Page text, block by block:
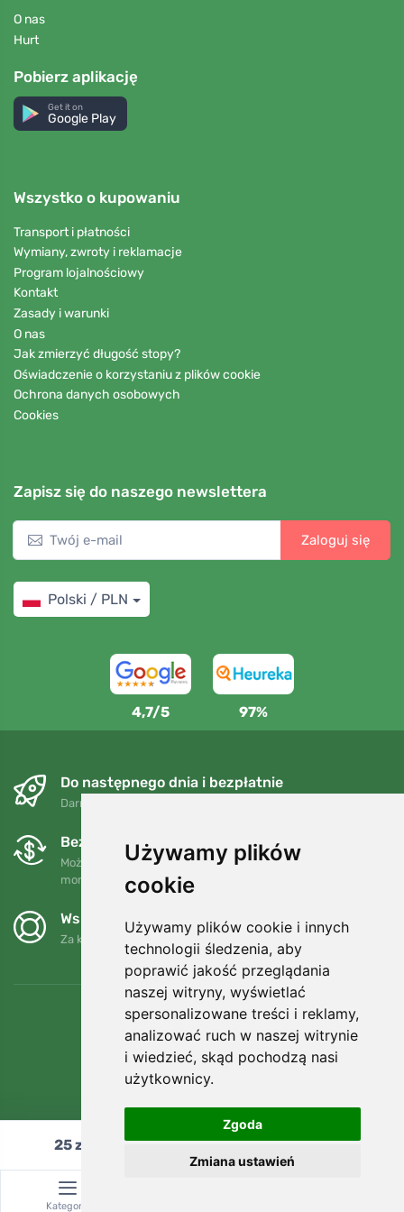
Używamy plików
cookie
Używamy plików cookie i innych
technologii śledzenia, aby
poprawić jakość przeglądania
naszej witryny, wyświetlać
spersonalizowane treści i reklamy,
analizować ruch w naszej witrynie
i wiedzieć, skąd pochodzą nasi
użytkownicy.
Zgoda
Zmiana ustawień
O nas
Hurt
Pobierz aplikację
Get it on
Google Play
Wszystko o kupowaniu
Transport i płatności
Wymiany, zwroty i reklamacje
Program lojalnościowy
Kontakt
Zasady i warunki
O nas
Jak zmierzyć długość stopy?
Oświadczenie o korzystaniu z plików cookie
Ochrona danych osobowych
Cookies
Zapisz się do naszego newslettera
Zaloguj się
Polski / PLN
4,7/5 97%
Do następnego dnia i bezpłatnie
Darmowa wysyłka dla zamówień powyżej 250 PLN
Bezpłatne wymiany i zwroty
Możesz zwrócić lub wymienić swoje zamówienie w dowolnym
momencie w ciągu 90 dni.
Wspieramy Trees.org
Za każde zamówienie sadzimy drzewo! Czytaj więcej
25zł Dodaj do koszyka
Kategoria